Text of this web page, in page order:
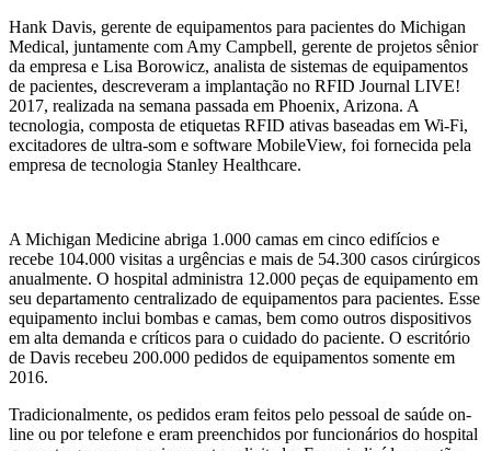
Hank Davis, gerente de equipamentos para pacientes do Michigan
Medical, juntamente com Amy Campbell, gerente de projetos sênior
da empresa e Lisa Borowicz, analista de sistemas de equipamentos
de pacientes, descreveram a implantação no RFID Journal LIVE!
2017, realizada na semana passada em Phoenix, Arizona. A
tecnologia, composta de etiquetas RFID ativas baseadas em Wi-Fi,
excitadores de ultra-som e software MobileView, foi fornecida pela
empresa de tecnologia Stanley Healthcare.
A Michigan Medicine abriga 1.000 camas em cinco edifícios e
recebe 104.000 visitas a urgências e mais de 54.300 casos cirúrgicos
anualmente. O hospital administra 12.000 peças de equipamento em
seu departamento centralizado de equipamentos para pacientes. Esse
equipamento inclui bombas e camas, bem como outros dispositivos
em alta demanda e críticos para o cuidado do paciente. O escritório
de Davis recebeu 200.000 pedidos de equipamentos somente em
2016.
Tradicionalmente, os pedidos eram feitos pelo pessoal de saúde on-
line ou por telefone e eram preenchidos por funcionários do hospital